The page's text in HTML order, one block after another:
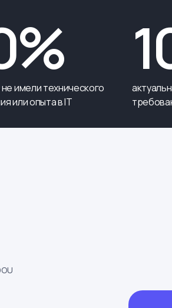
имели технического
или опыта в IT